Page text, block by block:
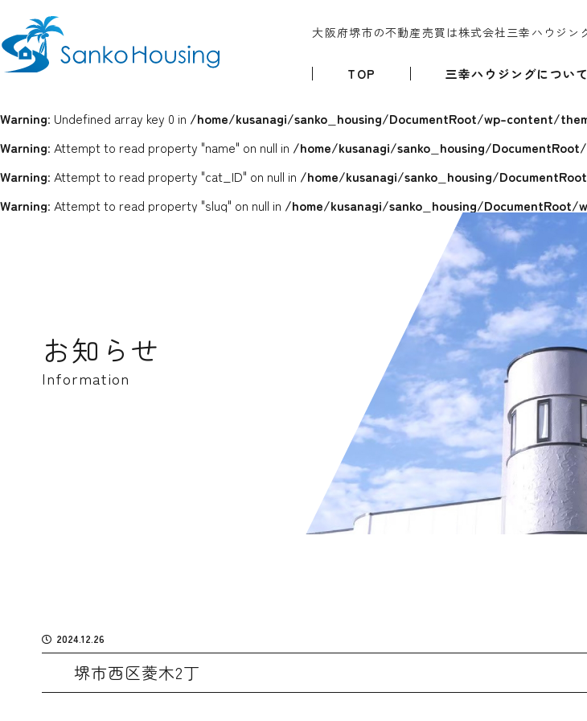
大阪府堺市の不動産売買は株式会社三幸ハウジン
TOP 三幸ハウジングについて
Warning: Undefined array key 0 in /home/kusanagi/sanko_housing/DocumentRoot/wp-content/
Warning: Attempt to read property "name" on null in /home/kusanagi/sanko_housing/
Warning: Attempt to read property "cat_ID" on null in /home/kusanagi/sanko_housing/
Warning: Attempt to read property "slug" on null in /home/kusanagi/sanko_housing/
お知らせ
Information
2024.12.26
堺市西区菱木2丁